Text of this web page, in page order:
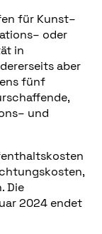
für Kunst–
oder
in
aber
fünf
und
Die
2024 endet